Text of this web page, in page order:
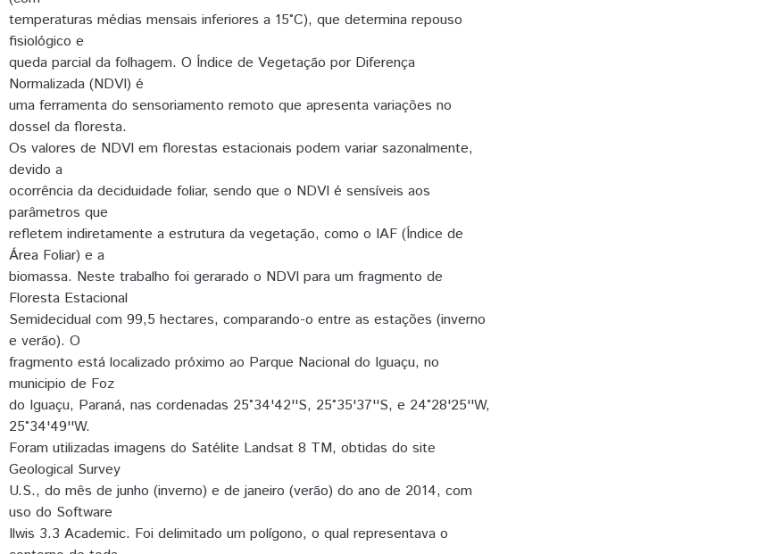
temperaturas médias mensais inferiores a 15°C), que determina repouso
fisiológico e
queda parcial da folhagem. O Índice de Vegetação por Diferença
Normalizada (NDVI) é
uma ferramenta do sensoriamento remoto que apresenta variações no
dossel da floresta.
Os valores de NDVI em florestas estacionais podem variar sazonalmente,
devido a
ocorrência da deciduidade foliar, sendo que o NDVI é sensíveis aos
parâmetros que
refletem indiretamente a estrutura da vegetação, como o IAF (Índice de
Área Foliar) e a
biomassa. Neste trabalho foi gerarado o NDVI para um fragmento de
Floresta Estacional
Semidecidual com 99,5 hectares, comparando-o entre as estações (inverno
e verão). O
fragmento está localizado próximo ao Parque Nacional do Iguaçu, no
municipio de Foz
do Iguaçu, Paraná, nas cordenadas 25°34'42''S, 25°35'37''S, e 24°28'25''W,
25°34'49''W.
Foram utilizadas imagens do Satélite Landsat 8 TM, obtidas do site
Geological Survey
U.S., do mês de junho (inverno) e de janeiro (verão) do ano de 2014, com
uso do Software
Ilwis 3.3 Academic. Foi delimitado um polígono, o qual representava o